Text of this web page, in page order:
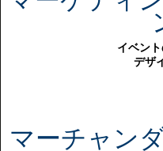
イベン
デザ
マーチャン